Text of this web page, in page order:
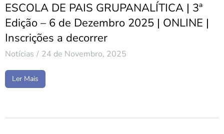
ESCOLA DE PAIS GRUPANALÍTICA | 3ª
Edição – 6 de Dezembro 2025 | ONLINE |
Inscrições a decorrer
Notícias 24 de Novembro, 2025
Ler Mais